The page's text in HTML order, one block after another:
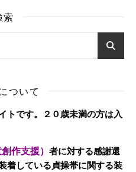
索
ついて
トです。２０歳未満の方は入
作支援） 者に対する感謝還
着している貞操帯に関する装